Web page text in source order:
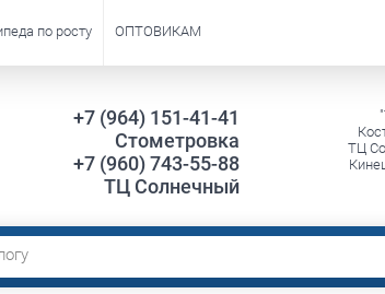
по росту ОПТОВИКАМ
+7 (964) 151-41-41
Стометровка
+7 (960) 743-55-88
ТЦ Солнечный
ТЦ